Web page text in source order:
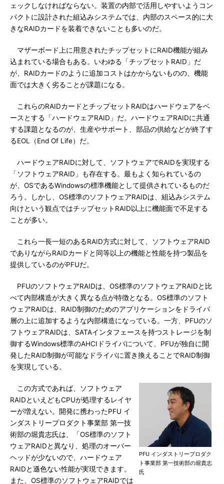
ェックしなければならない。装置の内部で活用しやすいようコン
パクトに設計された組込みシステムでは、内部のスペース的に大
きなRAIDカードを装着できないことも多いのだ。
マザーボード上に用意されたチップセットにRAID機能が組み
込まれている場合もある。いわゆる「チップセットRAID」だ
が、RAIDカードのように追加コストはかからないものの、機能
面では大きく劣ることが課題になる。
これらのRAIDカードとチップセットRAIDはハードウェアをベ
ースとする「ハードウェアRAID」だ。ハードウェアRAIDに共通
する課題となるのが、生産やサポート、部品の供給などが終了す
るEOL（End Of Life）だ。
ハードウェアRAIDに対して、ソフトウェアでRAIDを実現する
「ソフトウェアRAID」も存在する。最もよく知られているの
が、OSであるWindowsの標準機能として提供されているものだ
ろう。しかし、OS標準のソフトウェアRAIDは、組込みシステム
向けという観点ではチップセットRAID以上に機能面で不足する
ことが多い。
これら一長一短のあるRAID方式に対して、ソフトウェアRAID
でありながらRAIDカードと同等以上の機能と性能を持つ製品を
提供しているのがPFUだ。
PFUのソフトウェアRAIDは、OS標準のソフトウェアRAIDと比
べて内部構造が大きく異なる点が特徴となる。OS標準のソフト
ウェアRAIDは、RAID制御のためのアプリケーションをドライバ
層の上に追加するような内部構造になっている。一方、PFUのソ
フトウェアRAIDは、SATAインタフェースを持つストレージを制
御するWindows標準のAHCIドライバについて、PFUが独自に開
発したRAID制御が可能なドライバに置き換えることでRAID制御
を実現している。
PFU インダストリープロダク
ト事業部 第一技術部の堀貴志
氏
この方式であれば、ソフトウェア
RAIDといえどもCPUが処理するレイヤ
ーが増えない。開発に携わったPFU イ
ンダストリープロダクト事業部 第一技
術部の堀貴志氏は、「OS標準のソフト
ウェアRAIDと異なり、処理のオーバー
ヘッドが少ないので、ハードウェア
RAIDと遜色ない性能が実現できます。
また、OS標準のソフトウェアRAIDでは